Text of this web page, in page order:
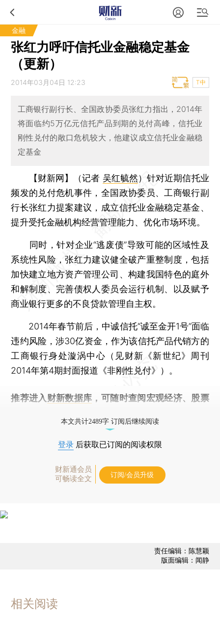
金融
张红力呼吁信托业金融稳定基金
（更新）
2014年03月04日 12:23 T中
工商银行副行长、全国政协委员张红力指出，2014年
将面临约5万亿元信托产品到期的兑付高峰，信托业
刚性兑付的敞口危机较大，他建议成立信托业金融稳
定基金
【财新网】（记者 吴红毓然）针对近期信托业
频发的兑付危机事件，全国政协委员、工商银行副
行长张红力提案建议，成立信托业金融稳定基金、
提升受托金融机构经营管理能力、优化市场环境。
同时，针对企业“逃废债”导致可能的区域性及
系统性风险，张红力建议健全破产重整制度，包括
加快建立地方资产管理公司、构建我国特色的庭外
和解制度、完善债权人委员会运行机制、以及赋予
商业银行更多的不良贷款管理自主权。
2014年春节前后，中诚信托“诚至金开1号”面临
违约风险，涉30亿资金，作为该信托产品代销方的
工商银行身处漩涡中心（见财新《新世纪》周刊
2014年第4期封面报道《非刚性兑付》）。
推荐进入 财新数据库 ，可随时查阅宏观经济、股票
本文共计2489字 订阅后继续阅读
登录 后获取已订阅的阅读权限
财新通会员
可畅读全文
订阅/会员升级
责任编辑：陈慧颖
版面编辑：闻静
相关阅读